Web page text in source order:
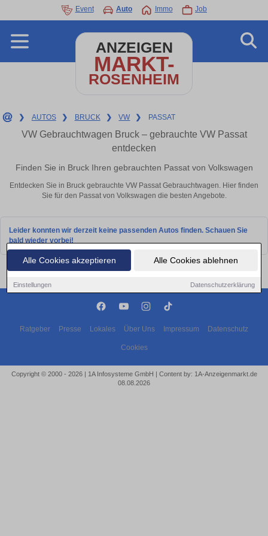
Alle Cookies akzeptieren Alle Cookies ablehnen
Einstellungen Datenschutzerklärung
Event Auto Immo Job
ANZEIGEN
MARKT-
ROSENHEIM
❯ AUTOS ❯ BRUCK ❯ VW ❯ PASSAT
VW Gebrauchtwagen Bruck – gebrauchte VW Passat
entdecken
Finden Sie in Bruck Ihren gebrauchten Passat von Volkswagen
Entdecken Sie in Bruck gebrauchte VW Passat Gebrauchtwagen. Hier finden
Sie für den Passat von Volkswagen die besten Angebote.
Leider konnten wir derzeit keine passenden Autos finden. Schauen Sie
bald wieder vorbei!
Ratgeber Presse Lokales Über Uns Impressum Datenschutz
Cookies
Copyright © 2000 - 2026 | 1A Infosysteme GmbH | Content by: 1A-Anzeigenmarkt.de
08.08.2026